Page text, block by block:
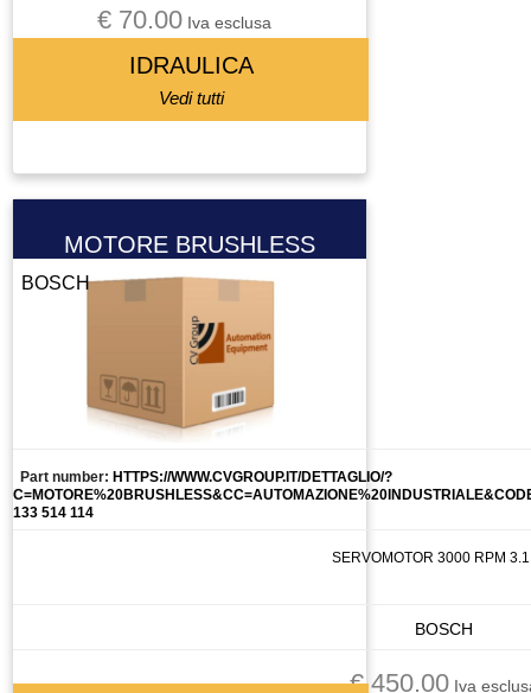
€ 70.00Iva esclusa
IDRAULICA
Vedi tutti
MOTORE BRUSHLESS
BOSCH
Part number: HTTPS://WWW.CVGROUP.IT/DETTAGLIO/?
133 514 114
SERVOMOTOR 3000 RPM
BOSCH
€ 450.00 Iva